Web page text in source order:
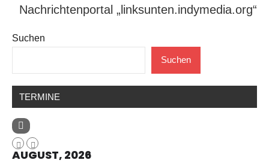
Nachrichtenportal „linksunten.indymedia.org“
Suchen
Suchen
TERMINE
AUGUST, 2026